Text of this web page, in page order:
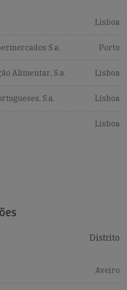
Lisboa
S.a. Porto
Alimentar, S.a. Lisboa
S.a. Lisboa
Lisboa
Distrito
Aveiro